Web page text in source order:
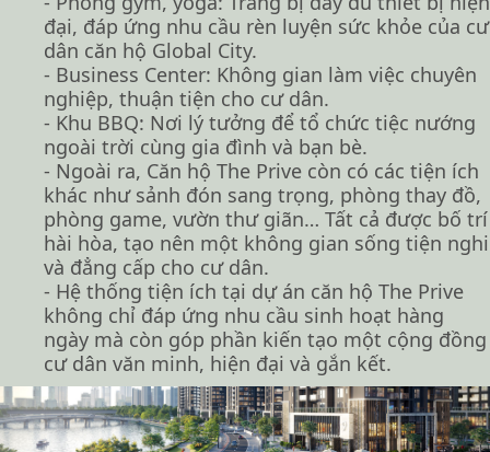
đại, đáp ứng nhu cầu rèn luyện sức khỏe của cư
dân căn hộ Global City.
- Business Center: Không gian làm việc chuyên
nghiệp, thuận tiện cho cư dân.
- Khu BBQ: Nơi lý tưởng để tổ chức tiệc nướng
ngoài trời cùng gia đình và bạn bè.
- Ngoài ra, Căn hộ The Prive còn có các tiện ích
khác như sảnh đón sang trọng, phòng thay đồ,
phòng game, vườn thư giãn… Tất cả được bố trí
hài hòa, tạo nên một không gian sống tiện nghi
và đẳng cấp cho cư dân.
- Hệ thống tiện ích tại dự án căn hộ The Prive
không chỉ đáp ứng nhu cầu sinh hoạt hàng
ngày mà còn góp phần kiến tạo một cộng đồng
cư dân văn minh, hiện đại và gắn kết.